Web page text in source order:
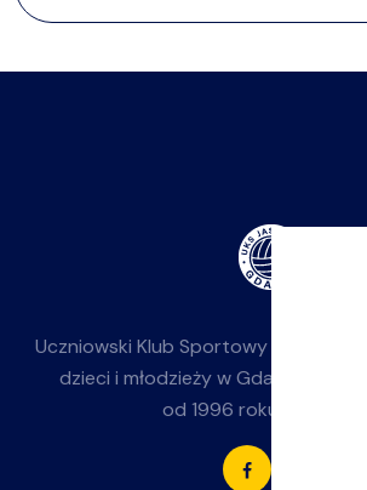
Uczniowski Klub Sportowy
dzieci i młodzieży w Gdańsku-
od 1996 roku przy SP 85.